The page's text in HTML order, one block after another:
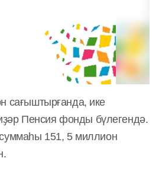
сағыштырғанда, ике
әр Пенсия фонды бүлегендә.
151, 5 миллион